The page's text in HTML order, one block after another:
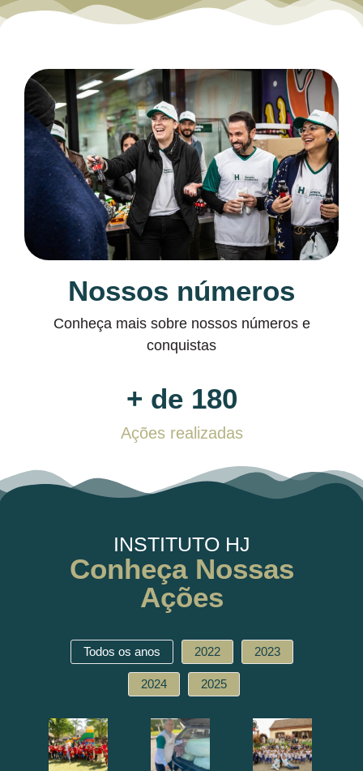
Nossos números
Conheça mais sobre nossos números e
conquistas
Ações realizadas
+ de 180
INSTITUTO HJ
Conheça Nossas
Ações
Todos os anos 2022 2023
2024 2025